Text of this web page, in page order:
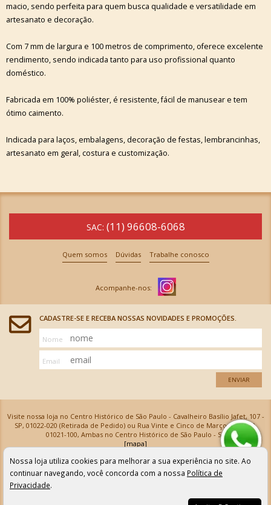
macio, sendo perfeita para quem busca qualidade e versatilidade em
artesanato e decoração.
Com 7 mm de largura e 100 metros de comprimento, oferece excelente
rendimento, sendo indicada tanto para uso profissional quanto
doméstico.
Fabricada em 100% poliéster, é resistente, fácil de manusear e tem
ótimo caimento.
Indicada para laços, embalagens, decoração de festas, lembrancinhas,
artesanato em geral, costura e customização.
SAC: (11) 96608-6068
Quem somos Dúvidas Trabalhe conosco
CADASTRE-SE E RECEBA NOSSAS NOVIDADES E PROMOÇÕES.
Nome
Email
ENVIAR
Visite nossa loja no Centro Histórico de São Paulo - Cavalheiro Basílio Jafet, 107 -
SP, 01022-020 (Retirada de Pedido) ou Rua Vinte e Cinco de Março, 576 - SP,
01021-100, Ambas no Centro Histórico de São Paulo - SP
[mapa]
Armarinhos Santa Cecília Ltda | CNPJ: 61.069.639/0001-18
Os preços e as condições de pagamento apresentadas na loja virtual não valem para nossa loja física e
podem sofrer alterações sem aviso prévio. Vendas com cartão de crédito sujeitas a análise e
confirmação de dados.
Nossa loja utiliza cookies para melhorar a sua experiência no site. Ao
continuar navegando, você concorda com a nossa Política de
Privacidade.